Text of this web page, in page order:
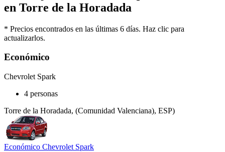
en Torre de la Horadada
* Precios encontrados en las últimas 6 días. Haz clic para
actualizarlos.
Económico
Chevrolet Spark
4 personas
Torre de la Horadada, (Comunidad Valenciana), ESP)
Económico Chevrolet Spark